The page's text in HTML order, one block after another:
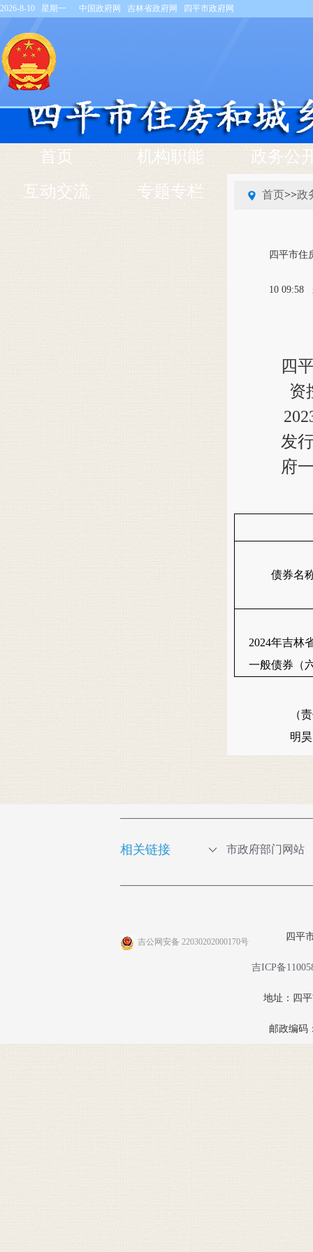
2026-8-10 星期一 中国政府网 吉林省政府网 四平市政府网
首页 机构职能
政务公
互动交流
专题专栏 首页>>政
四平市住
10 09:58
四
资
发
府
债券名
2024年吉林
一般债券（
（
明
相关链接 市政府部门网站
吉公网安备 22030202000170号 四平
吉ICP备
地址：四
邮政编码